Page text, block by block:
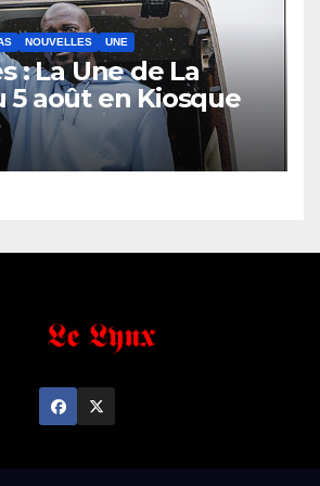
NOUVELLES UNE
: La Une de La
5 août en Kiosque